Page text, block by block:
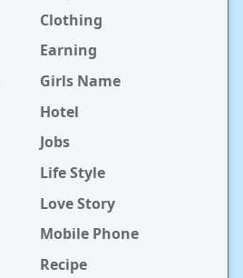
Clothing
Earning
Girls Name
Hotel
Jobs
Life Style
Love Story
Mobile Phone
Recipe